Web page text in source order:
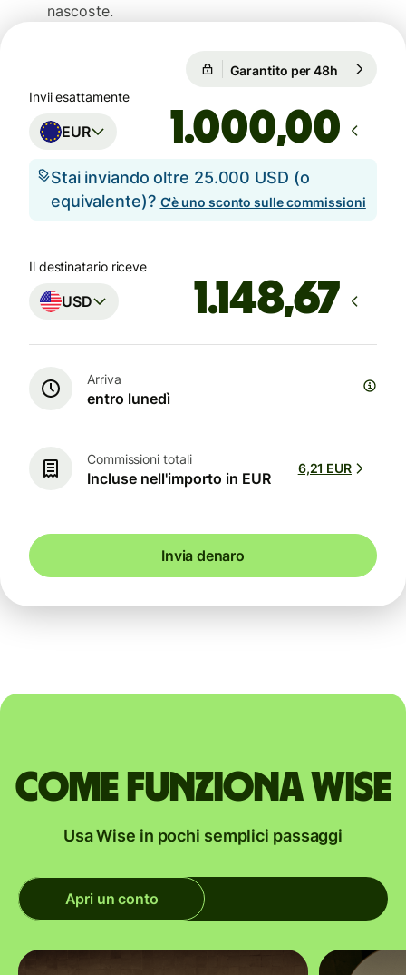
nascoste.
Garantito per 48h
Invii esattamente
EUR ,00
Stai inviando oltre 25.000 USD (o
equivalente)? C'è uno sconto sulle commissioni
Il destinatario riceve
USD
Arriva
entro lunedì
Commissioni totali
Incluse nell'importo in EUR
6,21 EUR
Invia denaro
Come funziona Wise
Usa Wise in pochi semplici passaggi
Apri un conto